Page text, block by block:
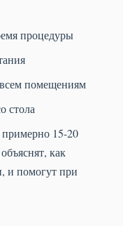
процедуры
помещениям
стола
примерно 15-20
как
и помогут при